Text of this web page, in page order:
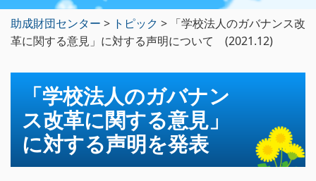
助成財団センター > トピック > 「学校法人のガバナンス改
革に関する意見」に対する声明について (2021.12)
「学校法人のガバナン
ス改革に関する意見」
に対する声明を発表